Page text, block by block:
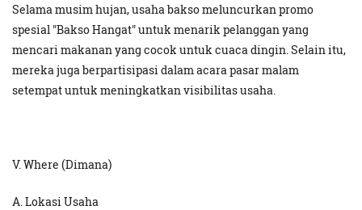
Selama musim hujan, usaha bakso meluncurkan promo
spesial "Bakso Hangat" untuk menarik pelanggan yang
mencari makanan yang cocok untuk cuaca dingin. Selain itu,
mereka juga berpartisipasi dalam acara pasar malam
setempat untuk meningkatkan visibilitas usaha.
V. Where (Dimana)
A. Lokasi Usaha